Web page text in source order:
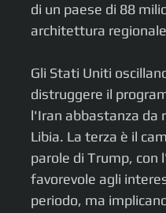
di un paese di 88
architettura
Gli Stati Uniti
distruggere il
l'Iran abbastanza da
Libia. La terza è il
parole di Trump, con
favorevole agli
periodo, ma